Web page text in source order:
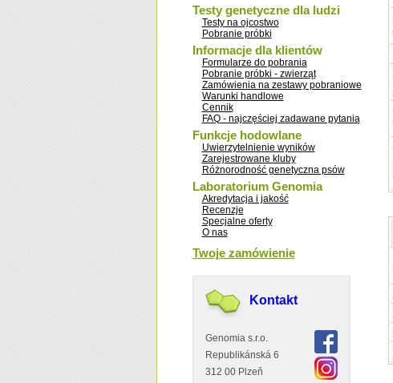
Testy genetyczne dla ludzi
Testy na ojcostwo
Pobranie próbki
Informacje dla klientów
Formularze do pobrania
Pobranie próbki - zwierząt
Zamówienia na zestawy pobraniowe
Warunki handlowe
Cennik
FAQ - najczęściej zadawane pytania
Funkcje hodowlane
Uwierzytelnienie wyników
Zarejestrowane kluby
Różnorodność genetyczna psów
Laboratorium Genomia
Akredytacja i jakość
Recenzje
Specjalne oferty
O nas
Twoje zamówienie
Kontakt
Genomia s.r.o.
Republikánská 6
312 00 Plzeň